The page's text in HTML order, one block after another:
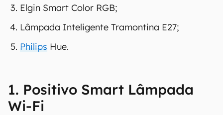
Elgin Smart Color RGB;
Lâmpada Inteligente Tramontina E27;
Philips Hue.
1. Positivo Smart Lâmpada
Wi-Fi